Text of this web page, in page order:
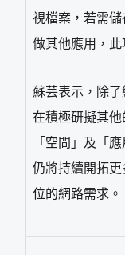
視檔案，若需
做其他應用，此
蘇芸表示，除
在積極研擬其
「空間」及「
仍將持續開拓
位的網路需求。